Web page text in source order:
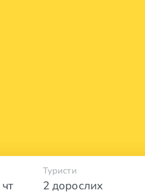
чт 2 дорослих
Туристи